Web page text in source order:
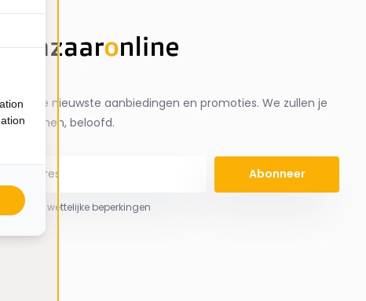
de nieuwste aanbiedingen en promoties. We zullen je
spammen, beloofd.
Abonneer
hier de wettelijke beperkingen